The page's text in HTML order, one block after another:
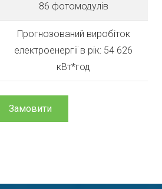
86 фотомодулів
Прогнозований виробіток
електроенергії в рік: 54 626
кВт*год
Замовити